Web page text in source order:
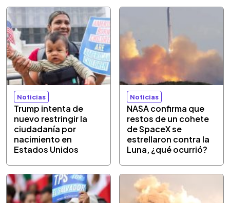
Noticias
Trump intenta de
nuevo restringir la
ciudadanía por
nacimiento en
Estados Unidos
Noticias
NASA confirma que
restos de un cohete
de SpaceX se
estrellaron contra la
Luna, ¿qué ocurrió?